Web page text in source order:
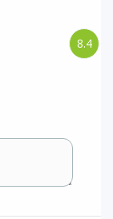
8.4